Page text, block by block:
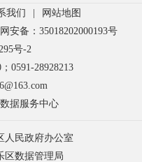
我们
网站地图
安备：35018202000193号
号-2
0591-28928213
据服务中心
人民政府办公室
区数据管理局